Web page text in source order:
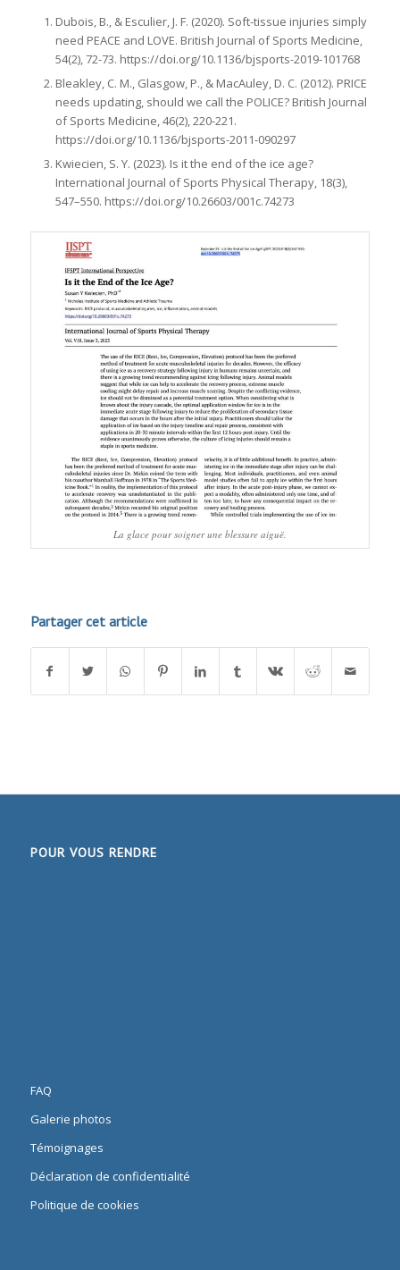
Dubois, B., & Esculier, J. F. (2020). Soft-tissue injuries simply
need PEACE and LOVE. British Journal of Sports Medicine,
54(2), 72-73. https://doi.org/10.1136/bjsports-2019-101768
Bleakley, C. M., Glasgow, P., & MacAuley, D. C. (2012). PRICE
needs updating, should we call the POLICE? British Journal
of Sports Medicine, 46(2), 220-221.
https://doi.org/10.1136/bjsports-2011-090297
Kwiecien, S. Y. (2023). Is it the end of the ice age?
International Journal of Sports Physical Therapy, 18(3),
547–550. https://doi.org/10.26603/001c.74273
La glace pour soigner une blessure aiguë.
Partager cet article
POUR VOUS RENDRE
FAQ
Galerie photos
Témoignages
Déclaration de confidentialité
Politique de cookies